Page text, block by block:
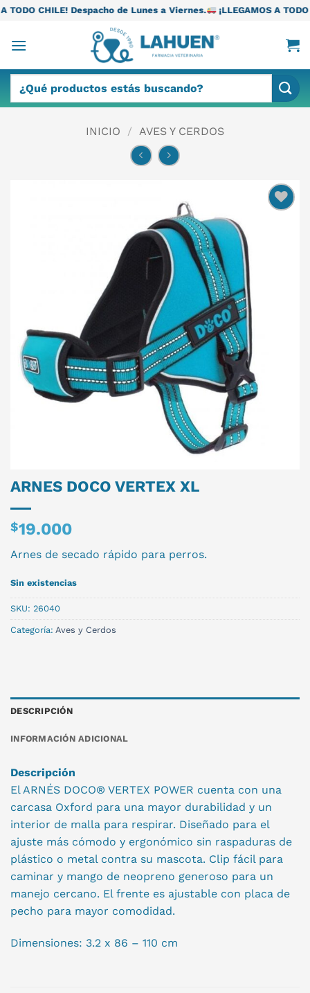
Saltar
contenido
de Lunes a Viernes. ¡LLEGAMOS A TODO CHILE!
por:
INICIO / AVES Y CERDOS
ARNES DOCO VERTEX XL
$19.000
Arnes de secado rápido para perros.
Sin existencias
SKU: 26040
Categoría: Aves y Cerdos
DESCRIPCIÓN
INFORMACIÓN ADICIONAL
Descripción
El ARNÉS DOCO® VERTEX POWER cuenta con una
carcasa Oxford para una mayor durabilidad y un
interior de malla para respirar. Diseñado para el
ajuste más cómodo y ergonómico sin raspaduras de
plástico o metal contra su mascota. Clip fácil para
caminar y mango de neopreno generoso para un
manejo cercano. El frente es ajustable con placa de
pecho para mayor comodidad.
Dimensiones: 3.2 x 86 – 110 cm